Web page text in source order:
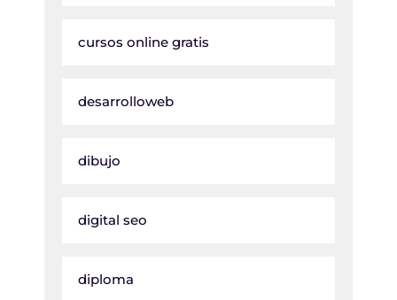
cursos online gratis
desarrolloweb
dibujo
digital seo
diploma